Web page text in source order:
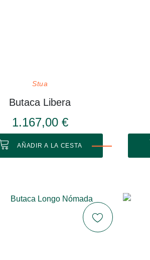
Stua
Butaca Libera
1.167,00 €
AÑADIR A LA CESTA